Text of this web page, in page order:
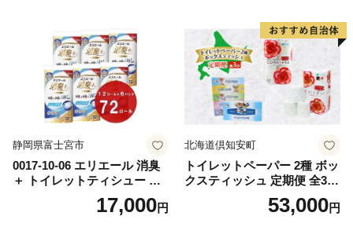
ー 消耗品 備蓄 送料無料 北海
道 倶知安町 日用品
静岡県富士宮市
0017-10-06 エリエール 消臭
＋ トイレットティシュー し
っかり香るフレッシュクリア
の香り ダブル 12ロール×6パ
17,000円
北海道倶知安町
トイレットペーパー 2種 ボッ
クスティッシュ 定期便 全3
回 日本製 まとめ買い 防災
常備品 日用雑貨 消耗品 生活
53,000円